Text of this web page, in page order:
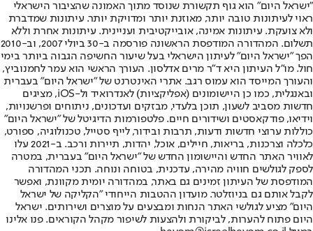
"ישראל היום" הוא גוף תקשורת שנוסד מתוך האמונה שהציבור הישראלי
ראוי לעיתונות טובה יותר, מאוזנת יותר ומדויקת יותר. עיתונות שמדברת
ולא צועקת. עיתונות אמינה, אובייקטיבית ועניינית. עיתונות אחרת וללא
תשלום. המהדורה המודפסת הראשונה פורסמה ב-30 ביולי 2007, וב-2010
הפך "ישראל היום" לעיתון הישראלי בעל שיעור החשיפה הגבוה ביותר בימי
חול. מו"ל העיתון היא ד"ר מרים אדלסון. העורך הראשי הוא עמר לחמנוביץ,
והעורך המייסד הוא עמוס רגב. אתרי האינטרנט של "ישראל היום" בעברית
ובאנגלית, כמו כן היישומונים (אפליקציות) לאנדרואיד ול-iOS, מציגים
חדשות מסביב לשעון, תוכן בלעדי, מבזקים ועדכונים, ניתוחים ופרשנויות,
וידיאו, פודקאסטים ושידורים חיים. פלטפורמות הדיגיטל של "ישראל היום"
כוללות ערוצי חדשות ודעות, תרבות ובידור, לייף סטייל, טכנולוגיה, ספורט,
כלכלה וצרכנות, בריאות, חיילים, אוכל, יהדות, תיירות ורכב. ב-2021 עלו
לאוויר האתר החדש והיישומון החדש של "ישראל היום" בעברית, במטרה
לספק לגולשים חוויה מהירה, עדכנית, בטוחה ונוחה. תכני המהדורה
המודפסת של העיתון זמינים גם באתר, במהדורה יומית מקוונת, ואפשר
לקבל אותם גם בניוזלטר. מועדון ההטבות הייחודי "הקליקה של ישראל
היום" מציע לגולשי האתר הנחות ומבצעים על מוצרים ושירותים. ישראל
היום פתוח להערות, לביקורת ולהצעות לשיפור מקהל הקוראים. פנו אלינו